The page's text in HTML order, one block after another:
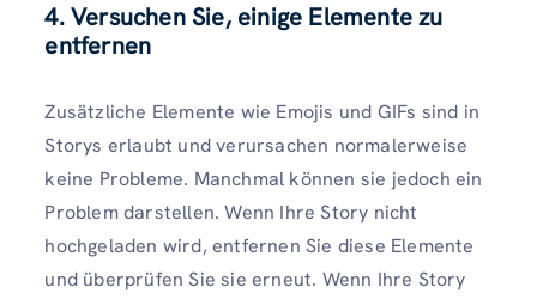
4. Versuchen Sie, einige Elemente zu
entfernen
Zusätzliche Elemente wie Emojis und GIFs sind in
Storys erlaubt und verursachen normalerweise
keine Probleme. Manchmal können sie jedoch ein
Problem darstellen. Wenn Ihre Story nicht
hochgeladen wird, entfernen Sie diese Elemente
und überprüfen Sie sie erneut. Wenn Ihre Story